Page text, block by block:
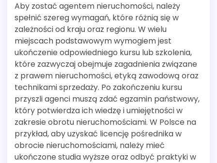
Aby zostać agentem nieruchomości, należy
spełnić szereg wymagań, które różnią się w
zależności od kraju oraz regionu. W wielu
miejscach podstawowym wymogiem jest
ukończenie odpowiedniego kursu lub szkolenia,
które zazwyczaj obejmuje zagadnienia związane
z prawem nieruchomości, etyką zawodową oraz
technikami sprzedaży. Po zakończeniu kursu
przyszli agenci muszą zdać egzamin państwowy,
który potwierdza ich wiedzę i umiejętności w
zakresie obrotu nieruchomościami. W Polsce na
przykład, aby uzyskać licencję pośrednika w
obrocie nieruchomościami, należy mieć
ukończone studia wyższe oraz odbyć praktyki w